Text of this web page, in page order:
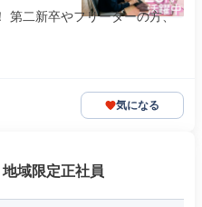
第二新卒やフリーターの方、
気になる
域限定正社員